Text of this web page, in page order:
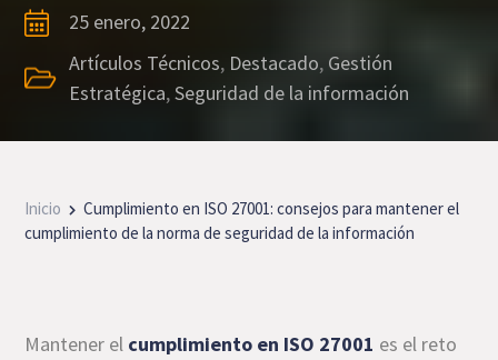
25 enero, 2022
Artículos Técnicos, Destacado, Gestión
Estratégica,Seguridad de la información
Inicio
Cumplimiento en ISO 27001: consejos para mantener el
cumplimiento de la norma de seguridad de la información
Mantener el cumplimiento en ISO 27001 es el reto